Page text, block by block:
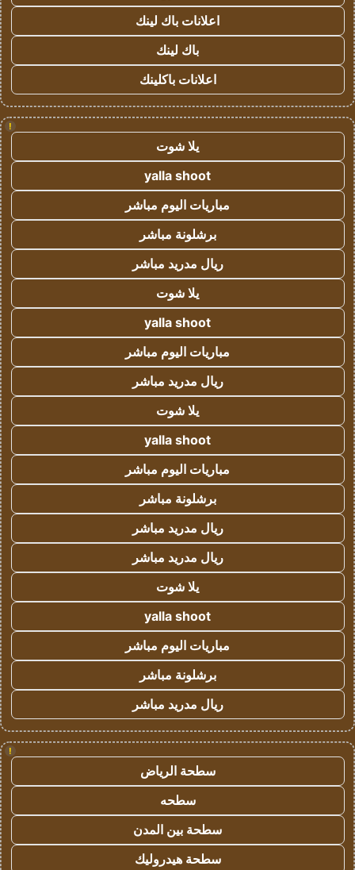
اعلانات باك لينك
باك لينك
اعلانات باكلينك
!
يلا شوت
yalla shoot
مباريات اليوم مباشر
برشلونة مباشر
ريال مدريد مباشر
يلا شوت
yalla shoot
مباريات اليوم مباشر
ريال مدريد مباشر
يلا شوت
yalla shoot
مباريات اليوم مباشر
برشلونة مباشر
ريال مدريد مباشر
ريال مدريد مباشر
يلا شوت
yalla shoot
مباريات اليوم مباشر
برشلونة مباشر
ريال مدريد مباشر
!
سطحة الرياض
سطحه
سطحة بين المدن
سطحة هيدروليك